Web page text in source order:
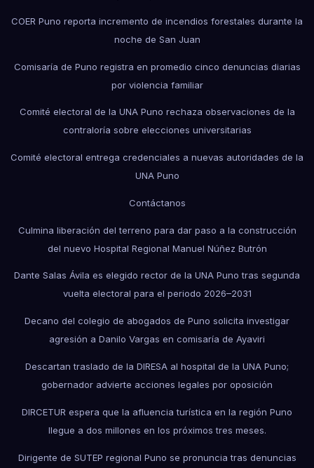
COER Puno reporta incremento de incendios forestales durante la
noche de San Juan
Comisaría de Puno registra en promedio cinco denuncias diarias
por violencia familiar
Comité electoral de la UNA Puno rechaza observaciones de la
contraloría sobre elecciones universitarias
Comité electoral entrega credenciales a nuevas autoridades de la
UNA Puno
Contáctanos
Culmina liberación del terreno para dar paso a la construcción
del nuevo Hospital Regional Manuel Núñez Butrón
Dante Salas Ávila es elegido rector de la UNA Puno tras segunda
vuelta electoral para el periodo 2026–2031
Decano del colegio de abogados de Puno solicita investigar
agresión a Danilo Vargas en comisaría de Ayaviri
Descartan traslado de la DIRESA al hospital de la UNA Puno;
gobernador advierte acciones legales por oposición
DIRCETUR espera que la afluencia turística en la región Puno
llegue a dos millones en los próximos tres meses.
Dirigente de SUTEP regional Puno se pronuncia tras denuncias